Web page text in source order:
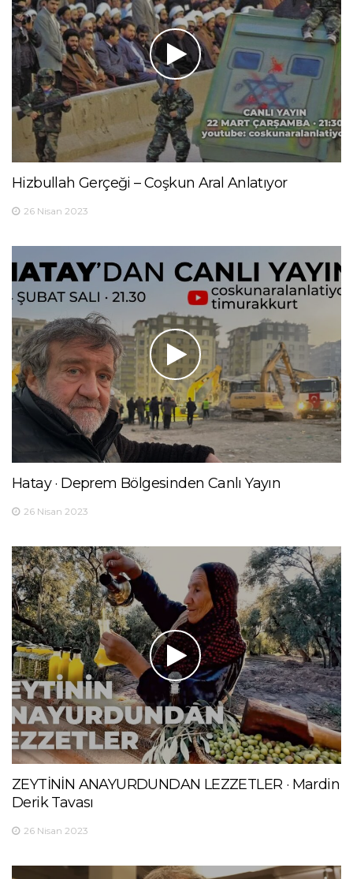
Hizbullah Gerçeği – Coşkun Aral Anlatıyor
26 Nisan 2023
Hatay · Deprem Bölgesinden Canlı Yayın
26 Nisan 2023
ZEYTİNİN ANAYURDUNDAN LEZZETLER · Mardin
Derik Tavası
26 Nisan 2023